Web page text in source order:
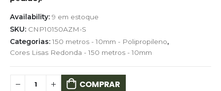
Availability: 9 em estoque
SKU: CNP10150AZM-S
Categorias:150 metros - 10mm - Polipropileno,
Cores Lisas Redonda - 150 metros - 10mm
COMPRAR